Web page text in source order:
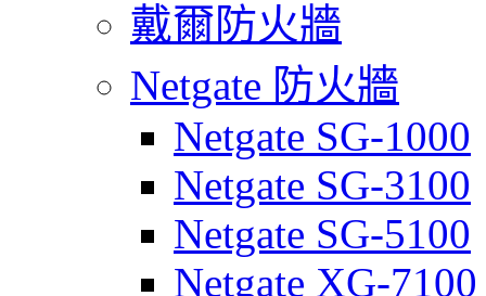
戴爾防火牆
Netgate 防火牆
Netgate SG-1000
Netgate SG-3100
Netgate SG-5100
Netgate XG-7100